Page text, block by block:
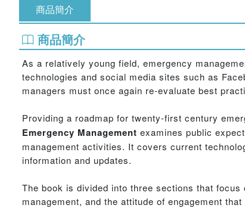
商品簡介
商品簡介
As a relatively young field, emergency
technologies and social media sites such as
managers must once again re-evaluate best
Providing a roadmap for twenty-first century
Emergency Management examines public
management activities. It covers current
information and updates.
The book is divided into three sections that
management, and the attitude of engagement